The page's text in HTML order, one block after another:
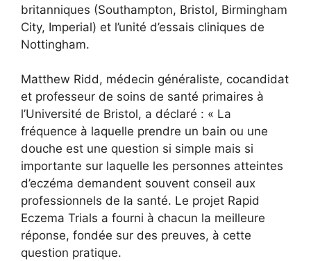
britanniques (Southampton, Bristol, Birmingham
City, Imperial) et l’unité d’essais cliniques de
Nottingham.
Matthew Ridd, médecin généraliste, cocandidat
et professeur de soins de santé primaires à
l’Université de Bristol, a déclaré : « La
fréquence à laquelle prendre un bain ou une
douche est une question si simple mais si
importante sur laquelle les personnes atteintes
d’eczéma demandent souvent conseil aux
professionnels de la santé. Le projet Rapid
Eczema Trials a fourni à chacun la meilleure
réponse, fondée sur des preuves, à cette
question pratique.